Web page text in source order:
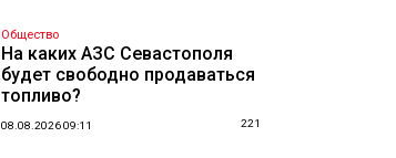
Общество
На каких АЗС Севастополя
будет свободно продаваться
топливо?
08.08.2026 09:11 221